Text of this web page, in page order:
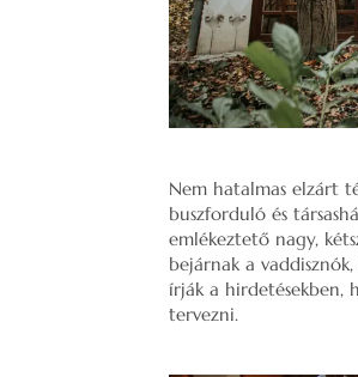
Nem hatalmas elzárt
buszforduló és
emlékeztető nagy,
bejárnak a
írják a hirdetésekben,
tervezni.